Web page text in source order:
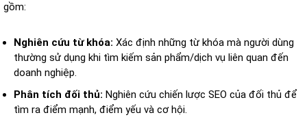
gồm:
Nghiên cứu từ khóa: Xác định những từ khóa mà người dùng
thường sử dụng khi tìm kiếm sản phẩm/dịch vụ liên quan đến
doanh nghiệp.
Phân tích đối thủ: Nghiên cứu chiến lược SEO của đối thủ để
tìm ra điểm mạnh, điểm yếu và cơ hội.